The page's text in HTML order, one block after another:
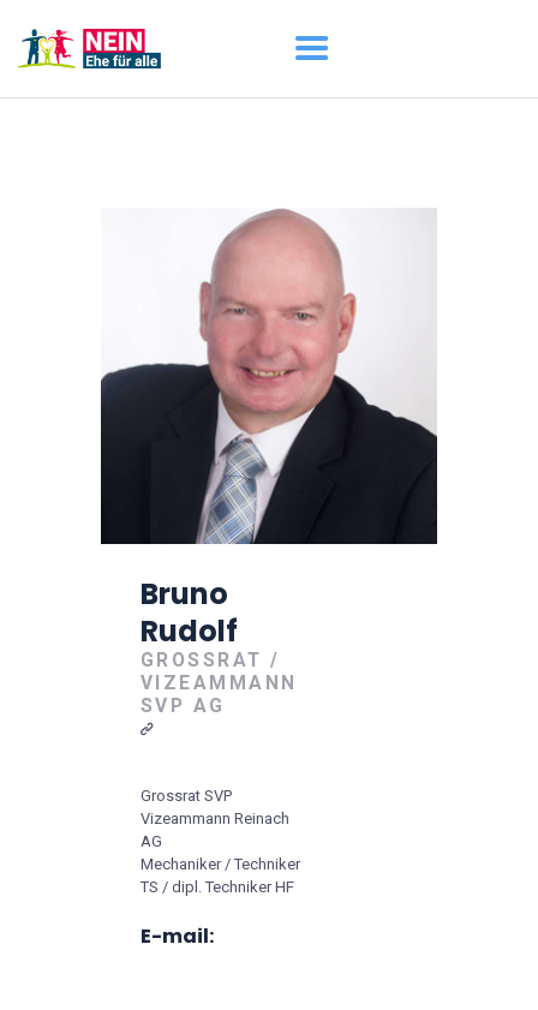
DARUM GEHT ES
DOWNLOADS
Bruno
Rudolf
GROSSRAT /
VIZEAMMANN
SVP AG
Grossrat SVP
Vizeammann Reinach
AG
Mechaniker / Techniker
TS / dipl. Techniker HF
E-mail: